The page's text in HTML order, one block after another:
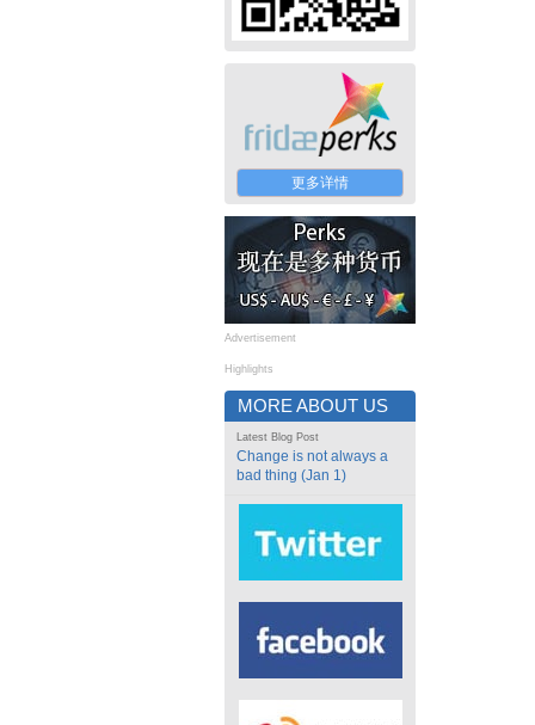
更多详情
Advertisement
Highlights
MORE ABOUT US
Latest Blog Post
Change is not always a
bad thing (Jan 1)